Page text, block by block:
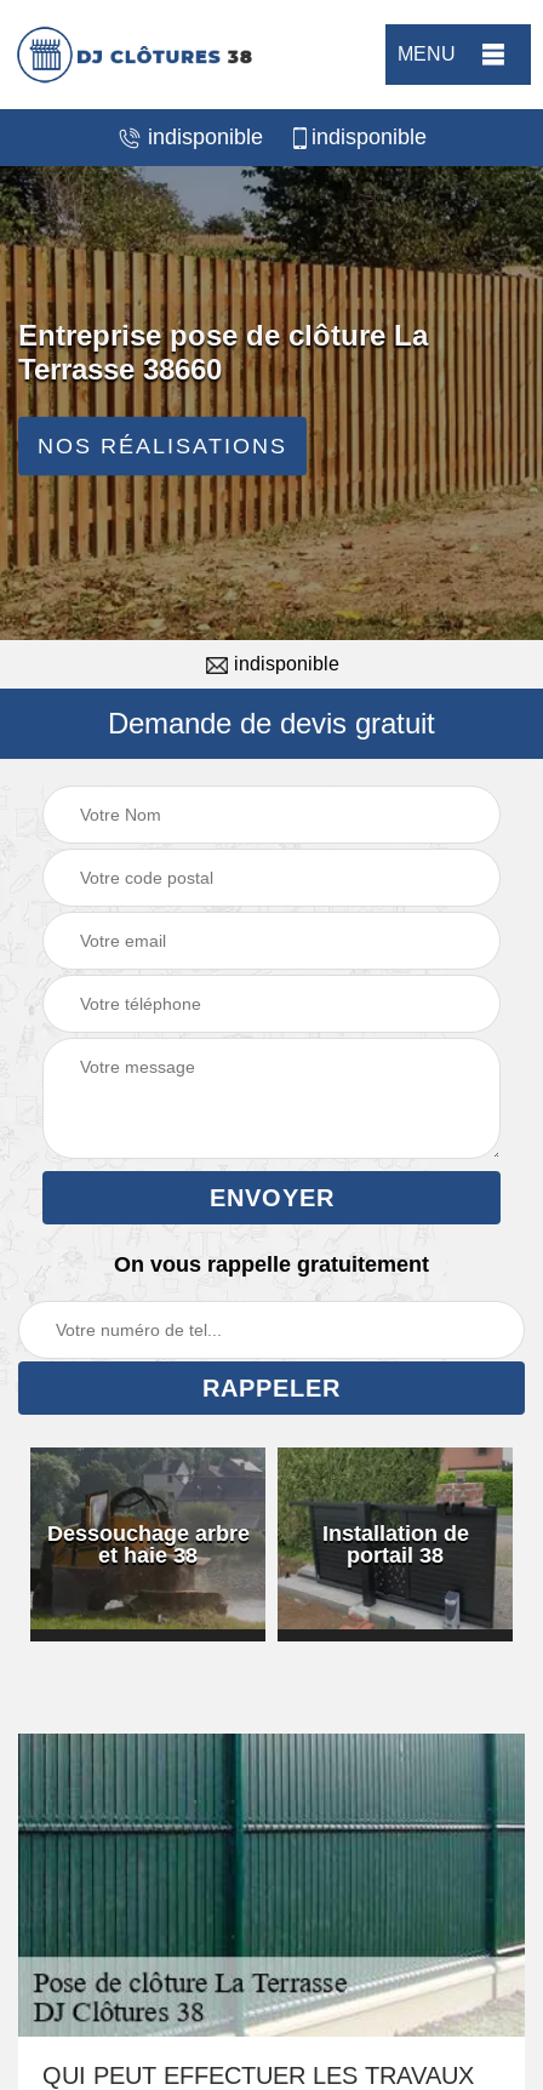
MENU
indisponible indisponible
Entreprise pose de clôture La
Terrasse 38660
NOS RÉALISATIONS
indisponible
Demande de devis gratuit
On vous rappelle gratuitement
Dessouchage arbre
et haie 38
Installation de
portail 38
QUI PEUT EFFECTUER LES TRAVAUX